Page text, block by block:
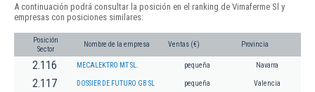
A continuación podrá consultar la posición en el ranking de Vimaferme Sl y
empresas con posiciones similares:
Posición
Sector
Nombre de la empresa Ventas (€) Provincia
2.116 MECALEKTRO MT SL. pequeña Navarra
2.117 DOSSIER DE FUTURO GB SL pequeña Valencia